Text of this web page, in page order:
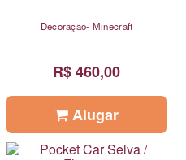
Decoração- Minecraft
R$ 460,00
Alugar